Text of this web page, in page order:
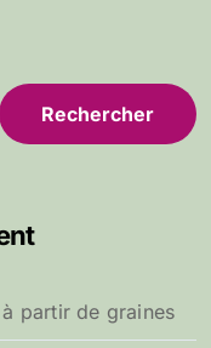
partir de graines